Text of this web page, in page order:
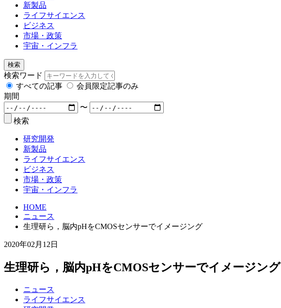
新製品
ライフサイエンス
ビジネス
市場・政策
宇宙・インフラ
検索
検索ワード
すべての記事
会員限定記事のみ
期間
〜
検索
研究開発
新製品
ライフサイエンス
ビジネス
市場・政策
宇宙・インフラ
HOME
ニュース
生理研ら，脳内pHをCMOSセンサーでイメージング
2020年02月12日
生理研ら，脳内pHをCMOSセンサーでイメージング
ニュース
ライフサイエンス